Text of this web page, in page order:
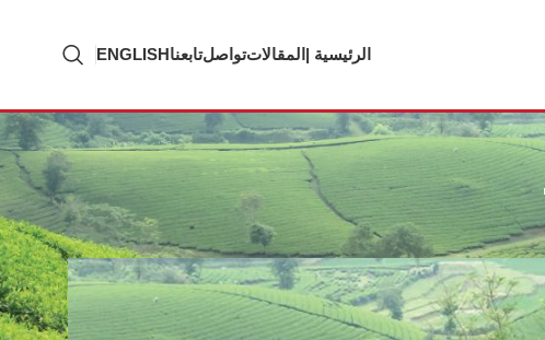
الرئيسية | المقالاتتواصلتابعناENGLISH